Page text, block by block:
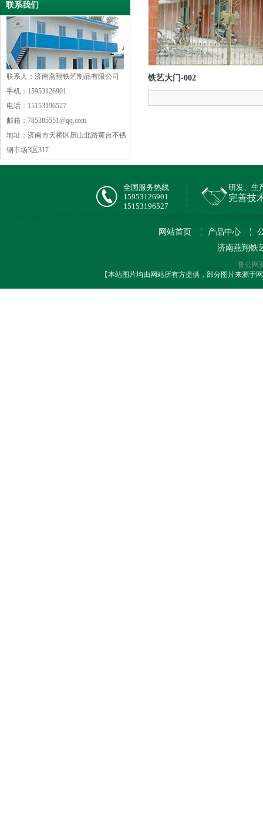
联系我们
联系人：济南燕翔铁艺制品有限公司
手机：15953126901
电话：15153196527
邮箱：785385551@qq.com
地址：济南市天桥区历山北路黄台不锈
钢市场3区317
铁艺大门-002
全国服务热线
15953126901
15153196527
研发、生
完善技
网站首页 产品中心
济南燕翔铁
鲁公网
【本站图片均由网站所有方提供，部分图片来源